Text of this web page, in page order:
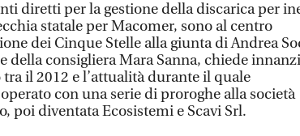
diretti per la gestione della discarica per
statale per Macomer, sono al centro
dei Cinque Stelle alla giunta di Andrea
della consigliera Mara Sanna, chiede
il 2012 e l’attualità durante il quale
con una serie di proroghe alla società
poi diventata Ecosistemi e Scavi Srl.